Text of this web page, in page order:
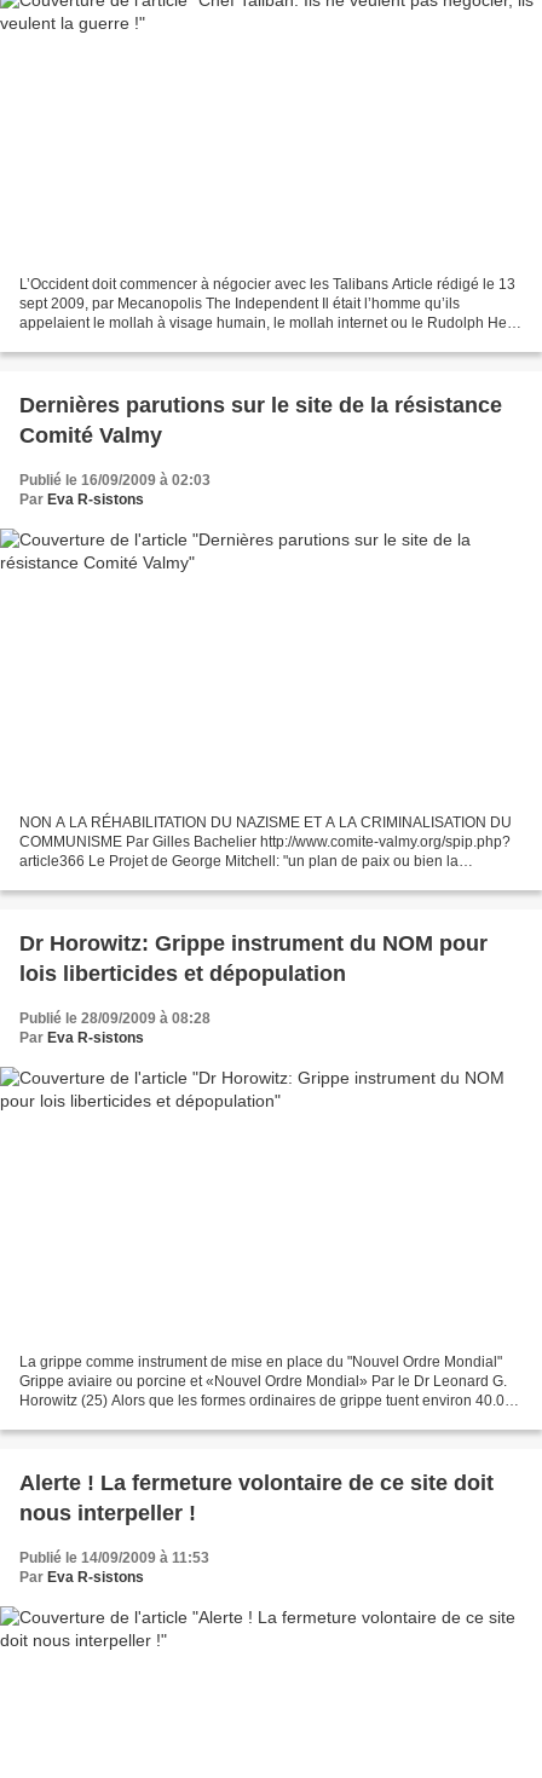
L’Occident doit commencer à négocier avec les Talibans Article rédigé le 13
sept 2009, par Mecanopolis The Independent Il était l’homme qu’ils
appelaient le mollah à visage humain, le mollah internet ou le Rudolph Hess
Dernières parutions sur le site de la résistance
Comité Valmy
Publié le 16/09/2009 à 02:03
Par Eva R-sistons
NON A LA RÉHABILITATION DU NAZISME ET A LA CRIMINALISATION DU
COMMUNISME Par Gilles Bachelier http://www.comite-valmy.org/spip.php?
article366 Le Projet de George Mitchell: "un plan de paix ou bien la
Dr Horowitz: Grippe instrument du NOM pour
lois liberticides et dépopulation
Publié le 28/09/2009 à 08:28
Par Eva R-sistons
La grippe comme instrument de mise en place du "Nouvel Ordre Mondial"
Grippe aviaire ou porcine et «Nouvel Ordre Mondial» Par le Dr Leonard G.
Horowitz (25) Alors que les formes ordinaires de grippe tuent environ 40.000
Alerte ! La fermeture volontaire de ce site doit
nous interpeller !
Publié le 14/09/2009 à 11:53
Par Eva R-sistons